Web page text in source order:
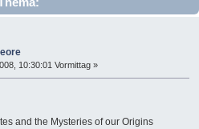
(Gelesen 91222 mal)
10:30:01 Vormittag »
and the Mysteries of our Origins